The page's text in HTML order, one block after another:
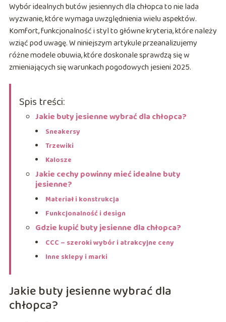
Wybór idealnych butów jesiennych dla chłopca to nie lada
wyzwanie, które wymaga uwzględnienia wielu aspektów.
Komfort, funkcjonalność i styl to główne kryteria, które należy
wziąć pod uwagę. W niniejszym artykule przeanalizujemy
różne modele obuwia, które doskonale sprawdzą się w
zmieniających się warunkach pogodowych jesieni 2025.
Spis treści:
Jakie buty jesienne wybrać dla chłopca?
Sneakersy
Trzewiki
Kalosze
Jakie cechy powinny mieć idealne buty
jesienne?
Materiał i konstrukcja
Funkcjonalność i design
Gdzie kupić buty jesienne dla chłopca?
CCC – szeroki wybór i atrakcyjne ceny
Inne sklepy i marki
Jakie buty jesienne wybrać dla
chłopca?